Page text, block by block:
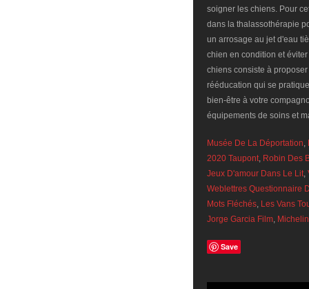
Musée De La Déportation,
2020 Taupont, Robin Des
Jeux D'amour Dans Le Lit,
Weblettres Questionnaire
Mots Fléchés, Les Vans
Jorge Garcia Film,
Save